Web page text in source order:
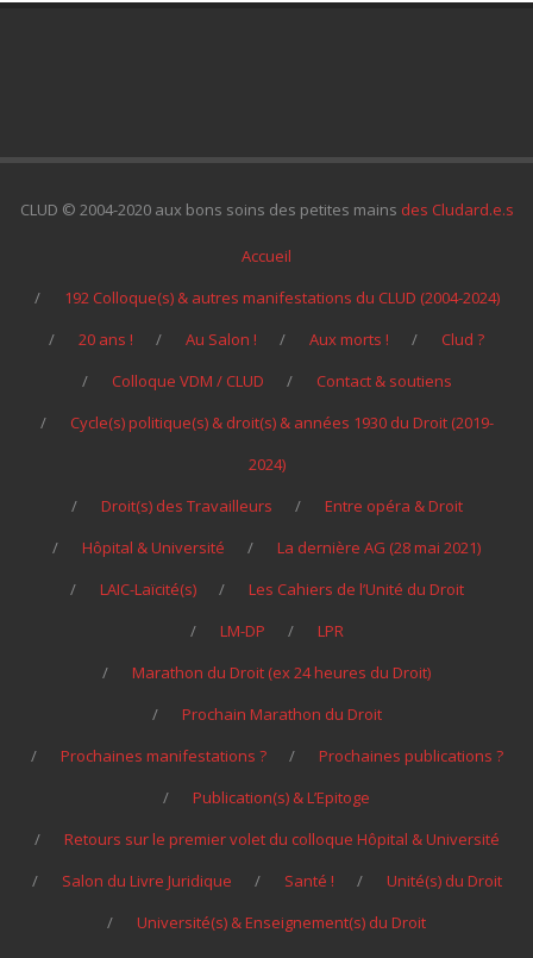
CLUD © 2004-2020 aux bons soins des petites mains des Cludard.e.s
Accueil
192 Colloque(s) & autres manifestations du CLUD (2004-2024)
20 ans !
Au Salon ! Aux morts !
Clud ?
Colloque VDM / CLUD
Contact & soutiens
Cycle(s) politique(s) & droit(s) & années 1930 du Droit (2019-
2024)
Droit(s) des Travailleurs
Entre opéra & Droit
Hôpital & Université
La dernière AG (28 mai 2021)
LAIC-Laïcité(s)
Les Cahiers de l’Unité du Droit
LM-DP
LPR
Marathon du Droit (ex 24 heures du Droit)
Prochain Marathon du Droit
Prochaines manifestations ?
Prochaines publications ?
Publication(s) & L’Epitoge
Retours sur le premier volet du colloque Hôpital & Université
Salon du Livre Juridique
Santé !
Unité(s) du Droit
Université(s) & Enseignement(s) du Droit